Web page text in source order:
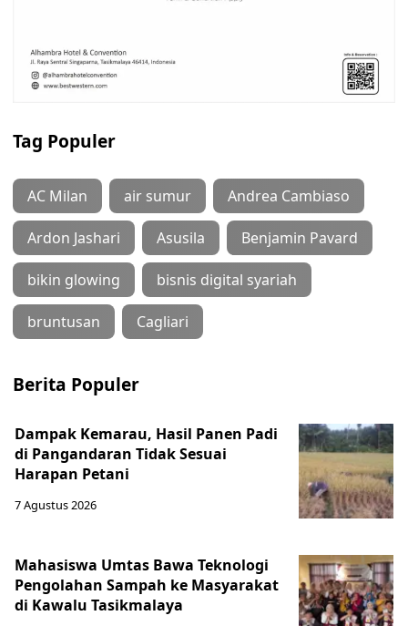
Tag Populer
AC Milan air sumur Andrea Cambiaso
Ardon Jashari Asusila Benjamin Pavard
bikin glowing bisnis digital syariah
bruntusan Cagliari
Berita Populer
Dampak Kemarau, Hasil Panen Padi
di Pangandaran Tidak Sesuai
Harapan Petani
7 Agustus 2026
Mahasiswa Umtas Bawa Teknologi
Pengolahan Sampah ke Masyarakat
di Kawalu Tasikmalaya